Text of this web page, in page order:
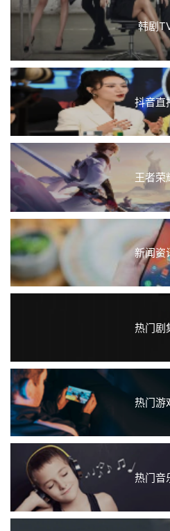
韩剧
抖音直
王者荣
新闻资
热门剧
热门游
热门音